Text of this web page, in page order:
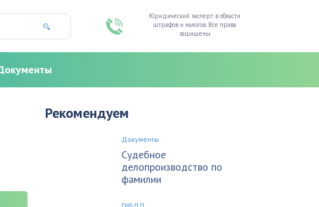
Юридический эксперт в области
штрафов и налогов. Все права
защищены
Рекомендуем
Документы
Судебное
делопроизводство по
фамилии